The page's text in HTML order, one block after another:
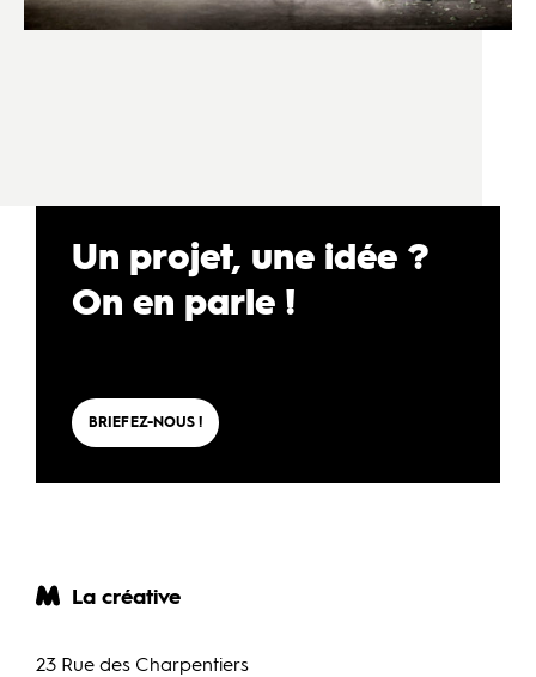
Un projet, une idée ?
On en parle !
BRIEFEZ-NOUS !
La créative
23 Rue des Charpentiers